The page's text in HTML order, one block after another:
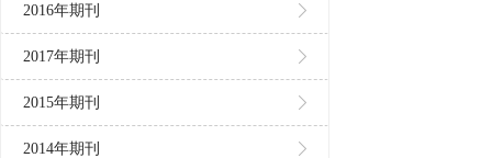
2016年期刊
2017年期刊
2015年期刊
2014年期刊